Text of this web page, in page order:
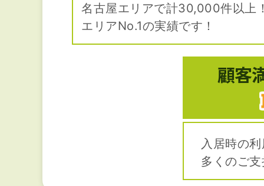
名古屋エリアで計30,000件以上
エリアNo.1の実績です！
顧客
入居時の
多くのご